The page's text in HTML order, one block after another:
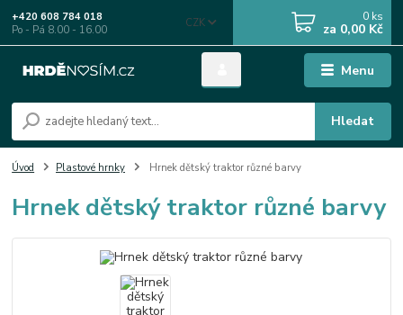
Menu
CZK
Hledat
+420 608 784 018
Po - Pá 8.00 - 16.00
0 ks
za 0,00 Kč
Úvod Plastové hrnky Hrnek dětský traktor různé barvy
Hrnek dětský traktor různé barvy